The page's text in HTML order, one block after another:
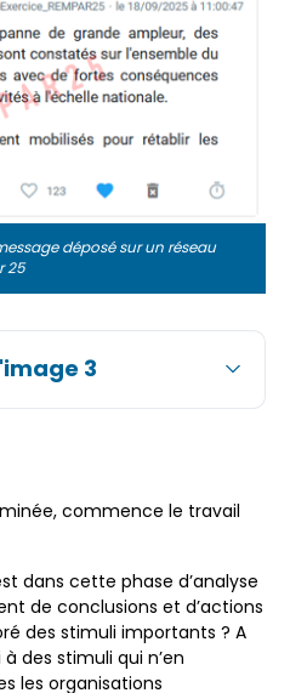
déposé sur un réseau
25
3
commence le travail
dans cette phase d’analyse
de conclusions et d’actions
des stimuli importants ? A
des stimuli qui n’en
les organisations